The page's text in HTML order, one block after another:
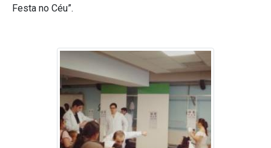
Festa no Céu”.